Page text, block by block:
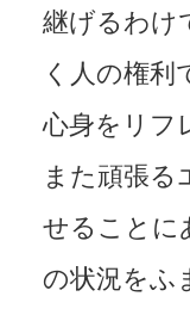
継げるわけ
く人の権利
心身をリフ
また頑張る
せることに
の状況をふ